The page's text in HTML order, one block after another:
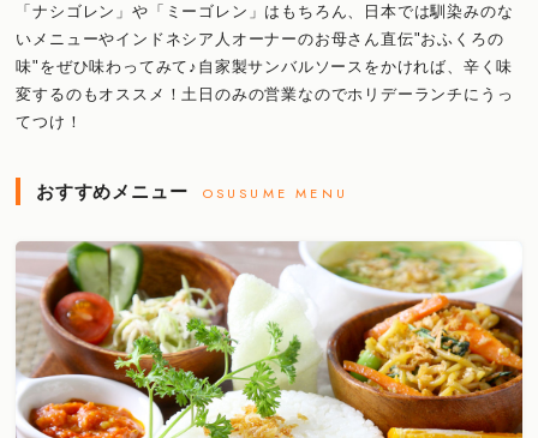
「ナシゴレン」や「ミーゴレン」はもちろん、日本では馴染みのな
いメニューやインドネシア人オーナーのお母さん直伝"おふくろの
味"をぜひ味わってみて♪自家製サンバルソースをかければ、辛く味
変するのもオススメ！土日のみの営業なのでホリデーランチにうっ
てつけ！
おすすめメニュー OSUSUME MENU